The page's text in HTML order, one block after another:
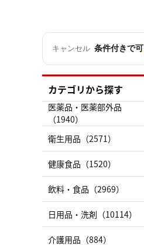
キャンセル 条件付きで可
カテゴリから探す
医薬品・医薬部外品
（1940）
衛生用品（2571）
健康食品（1520）
飲料・食品（2969）
日用品・洗剤（10114）
介護用品（884）